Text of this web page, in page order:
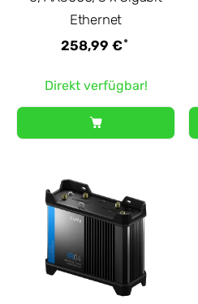
Ethernet
258,99 €*
Direkt verfügbar!